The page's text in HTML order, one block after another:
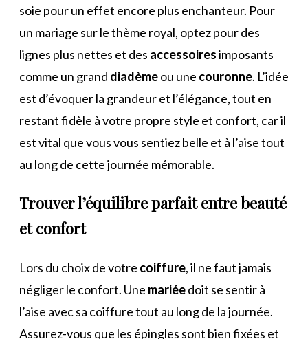
soie pour un effet encore plus enchanteur. Pour
un mariage sur le thème royal, optez pour des
lignes plus nettes et des accessoiresimposants
comme un grand diadèmeou une couronne. L’idée
est d’évoquer la grandeur et l’élégance, tout en
restant fidèle à votre propre style et confort, car il
est vital que vous vous sentiez belle et à l’aise tout
au long de cette journée mémorable.
Trouver l’équilibre parfait entre beauté
et confort
Lors du choix de votre coiffure, il ne faut jamais
négliger le confort. Une mariéedoit se sentir à
l’aise avec sa coiffure tout au long de la journée.
Assurez-vous que les épingles sont bien fixées et